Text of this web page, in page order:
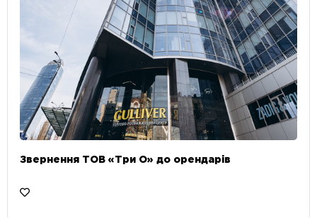
Звернення ТОВ «Три О» до орендарів